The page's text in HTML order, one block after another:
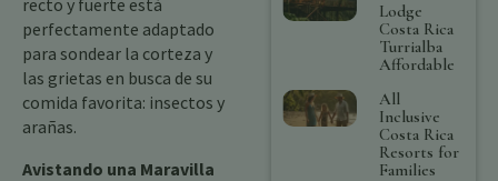
recto y fuerte está
perfectamente adaptado
para sondear la corteza y
las grietas en busca de su
comida favorita: insectos y
arañas.
Avistando una Maravilla
Lodge
Costa Rica
Turrialba
Affordable
All
Inclusive
Costa Rica
Resorts for
Families